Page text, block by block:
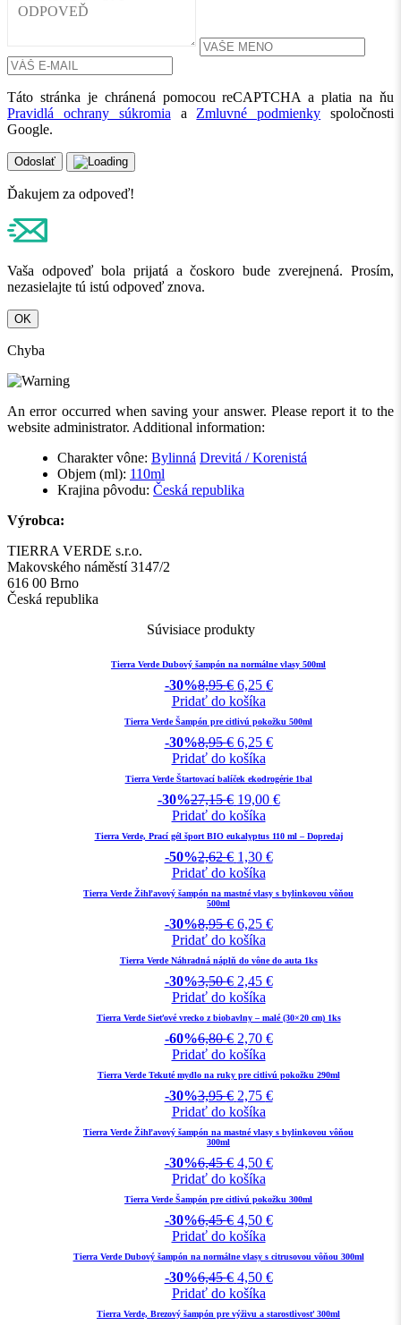
Táto stránka je chránená pomocou reCAPTCHA a platia na ňu
Pravidlá ochrany súkromiaaZmluvné podmienky spoločnosti
Google.
Odoslať
Ďakujem za odpoveď!
Vaša odpoveď bola prijatá a čoskoro bude zverejnená. Prosím,
nezasielajte tú istú odpoveď znova.
OK
Chyba
An error occurred when saving your answer. Please report it to the
website administrator. Additional information:
Charakter vône: Bylinná Drevitá / Korenistá
Objem (ml): 110ml
Krajina pôvodu: Česká republika
Výrobca:
TIERRA VERDE s.r.o.
Makovského náměstí 3147/2
616 00 Brno
Česká republika
Súvisiace produkty
Tierra Verde Dubový šampón na normálne vlasy 500ml
-30%8,95€ 6,25 €
Pridať do košíka
Tierra Verde Šampón pre citlivú pokožku 500ml
-30%8,95€ 6,25 €
Pridať do košíka
Tierra Verde Štartovací balíček ekodrogérie 1bal
-30%27,15€ 19,00 €
Pridať do košíka
Tierra Verde, Prací gél šport BIO eukalyptus 110 ml – Dopredaj
-50%2,62€ 1,30 €
Pridať do košíka
Tierra Verde Žihľavový šampón na mastné vlasy s bylinkovou vôňou
500ml
-30%8,95€ 6,25 €
Pridať do košíka
Tierra Verde Náhradná náplň do vône do auta 1ks
-30%3,50€ 2,45 €
Pridať do košíka
Tierra Verde Sieťové vrecko z biobavlny – malé (30×20 cm) 1ks
-60%6,80€ 2,70 €
Pridať do košíka
Tierra Verde Tekuté mydlo na ruky pre citlivú pokožku 290ml
-30%3,95€ 2,75 €
Pridať do košíka
Tierra Verde Žihľavový šampón na mastné vlasy s bylinkovou vôňou
300ml
-30%6,45€ 4,50 €
Pridať do košíka
Tierra Verde Šampón pre citlivú pokožku 300ml
-30%6,45€ 4,50 €
Pridať do košíka
Tierra Verde Dubový šampón na normálne vlasy s citrusovou vôňou 300ml
-30%6,45€ 4,50 €
Pridať do košíka
Tierra Verde, Brezový šampón pre výživu a starostlivosť 300ml